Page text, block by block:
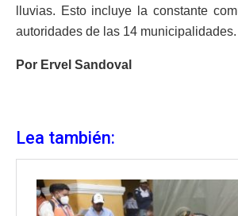
lluvias. Esto incluye la constante
autoridades de las 14 municipalidades.
Por Ervel Sandoval
Lea también: